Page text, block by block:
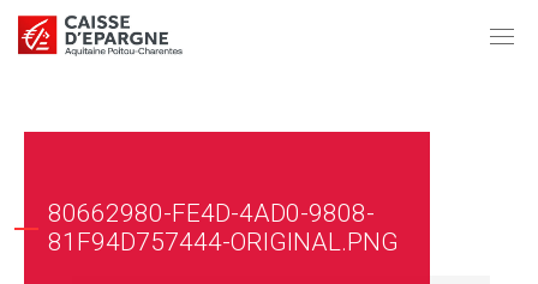
80662980-FE4D-4AD0-9808-
81F94D757444-ORIGINAL.PNG